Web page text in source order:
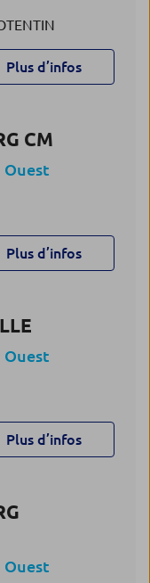
Plus d’infos
CM
Ouest
Plus d’infos
Ouest
Plus d’infos
Ouest